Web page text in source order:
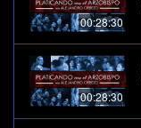
00:28:30
00:28:30